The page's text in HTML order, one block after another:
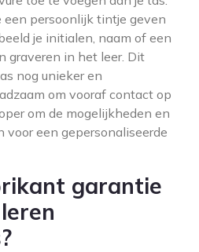
een persoonlijk tintje geven
je initialen, naam of een
graveren in het leer. Dit
nog unieker en
om vooraf contact op
om de mogelijkheden en
een gepersonaliseerde
garantie